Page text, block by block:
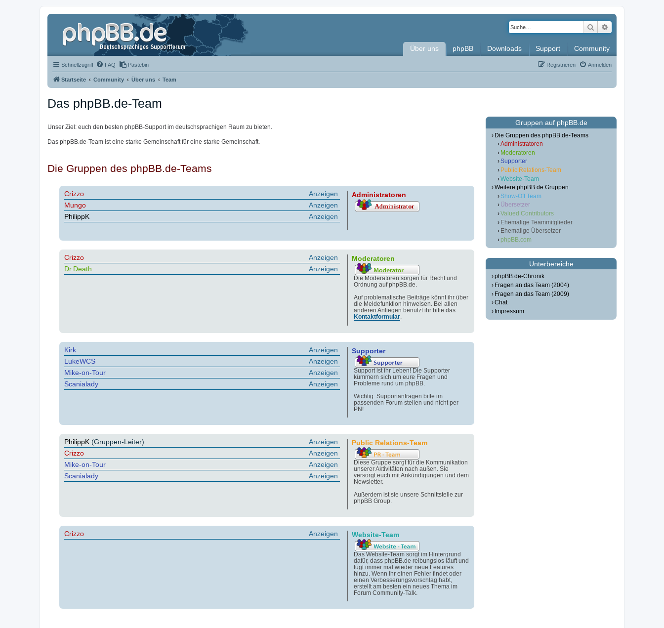
Suche
Über uns phpBB Downloads Support Community
Schnellzugriff FAQ Pastebin Anmelden
Registrieren
Startseite Community Über uns Team
Das phpBB.de-Team
Unser Ziel: euch den besten phpBB-Support im deutschsprachigen Raum zu bieten.
Das phpBB.de-Team ist eine starke Gemeinschaft für eine starke Gemeinschaft.
Die Gruppen des phpBB.de-Teams
Administratoren
Anzeigen
Crizzo
Anzeigen
Mungo
Anzeigen
PhilippK
Moderatoren
Die Moderatoren sorgen für Recht und
Ordnung auf phpBB.de.
Auf problematische Beiträge könnt ihr über
die Meldefunktion hinweisen. Bei allen
anderen Anliegen benutzt ihr bitte das
Kontaktformular.
Anzeigen
Crizzo
Anzeigen
Dr.Death
Supporter
Support ist ihr Leben! Die Supporter
kümmern sich um eure Fragen und
Probleme rund um phpBB.
Wichtig: Supportanfragen bitte im
passenden Forum stellen und nicht per
PN!
Anzeigen
Kirk
Anzeigen
LukeWCS
Anzeigen
Mike-on-Tour
Anzeigen
Scanialady
Public Relations-Team
Diese Gruppe sorgt für die Kommunikation
unserer Aktivitäten nach außen. Sie
versorgt euch mit Ankündigungen und dem
Newsletter.
Außerdem ist sie unsere Schnittstelle zur
phpBB Group.
Anzeigen
PhilippK (Gruppen-Leiter)
Anzeigen
Crizzo
Anzeigen
Mike-on-Tour
Anzeigen
Scanialady
Website-Team
Das Website-Team sorgt im Hintergrund
dafür, dass phpBB.de reibungslos läuft und
fügt immer mal wieder neue Features
hinzu. Wenn ihr einen Fehler findet oder
einen Verbesserungsvorschlag habt,
erstellt am besten ein neues Thema im
Forum Community-Talk.
Anzeigen
Crizzo
Gruppen auf phpBB.de
Die Gruppen des phpBB.de-Teams
Administratoren
Moderatoren
Supporter
Public Relations-Team
Website-Team
Weitere phpBB.de Gruppen
Show-Off Team
Übersetzer
Valued Contributors
Ehemalige Teammitglieder
Ehemalige Übersetzer
phpBB.com
Unterbereiche
phpBB.de-Chronik
Fragen an das Team (2004)
Fragen an das Team (2009)
Chat
Impressum